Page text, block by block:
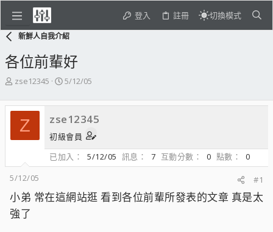
登入 註冊 切換模式
新鮮人自我介紹
各位前輩好
主
發
起
人
zse12345
開
日
期
5/12/05
Z zse12345
初級會員
已加入
5/12/05 訊息 7 互動分數 0 點數
0
5/12/05
#1
小弟 常在這網站逛 看到各位前輩所發表的文章 真是太
強了